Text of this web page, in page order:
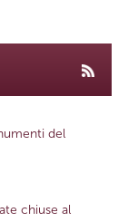
del
chiuse al